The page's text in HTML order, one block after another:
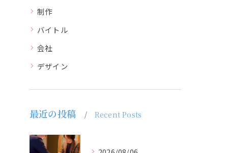
制作
バイトル
会社
デザイン
最近の投稿 Recent Posts